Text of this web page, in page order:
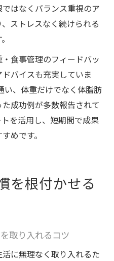
はなくバランス重視のア
ストレスなく続けられる
食事管理のフィードバッ
バイスも充実していま
い、体重だけでなく体脂肪
成功例が多数報告されて
を活用し、短期間で成果
めです。
を根付かせる
取り入れるコツ
に無理なく取り入れるた